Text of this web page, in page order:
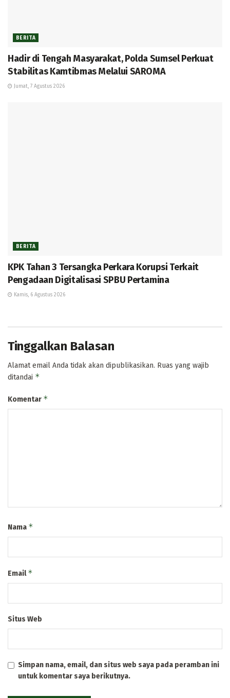
BERITA
Hadir di Tengah Masyarakat, Polda Sumsel Perkuat
Stabilitas Kamtibmas Melalui SAROMA
Jumat, 7 Agustus 2026
BERITA
KPK Tahan 3 Tersangka Perkara Korupsi Terkait
Pengadaan Digitalisasi SPBU Pertamina
Kamis, 6 Agustus 2026
Tinggalkan Balasan
Alamat email Anda tidak akan dipublikasikan. Ruas yang wajib
ditandai *
Komentar *
Nama *
Email*
Situs Web
Simpan nama, email, dan situs web saya pada peramban ini
untuk komentar saya berikutnya.